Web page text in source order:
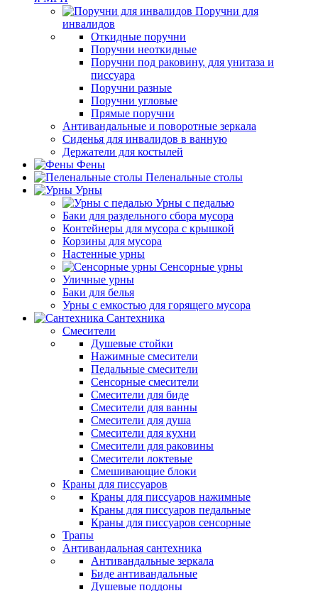
Поручни для
инвалидов
Откидные поручни
Поручни неоткидные
Поручни под раковину, для унитаза и
писсуара
Поручни разные
Поручни угловые
Прямые поручни
Антивандальные и поворотные зеркала
Сиденья для инвалидов в ванную
Держатели для костылей
Фены
Пеленальные столы
Урны
Урны с педалью
Баки для раздельного сбора мусора
Контейнеры для мусора с крышкой
Корзины для мусора
Настенные урны
Сенсорные урны
Уличные урны
Баки для белья
Урны с емкостью для горящего мусора
Сантехника
Смесители
Душевые стойки
Нажимные смесители
Педальные смесители
Сенсорные смесители
Смесители для биде
Смесители для ванны
Смесители для душа
Смесители для кухни
Смесители для раковины
Смесители локтевые
Смешивающие блоки
Краны для писсуаров
Краны для писсуаров нажимные
Краны для писсуаров педальные
Краны для писсуаров сенсорные
Трапы
Антивандальная сантехника
Антивандальные зеркала
Биде антивандальные
Душевые поддоны